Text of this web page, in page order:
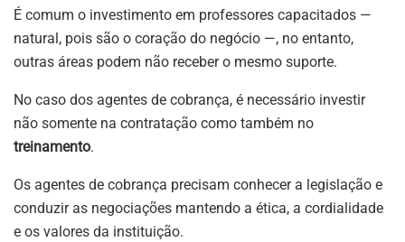
É comum o investimento em professores capacitados —
natural, pois são o coração do negócio —, no entanto,
outras áreas podem não receber o mesmo suporte.
No caso dos agentes de cobrança, é necessário investir
não somente na contratação como também no
treinamento.
Os agentes de cobrança precisam conhecer a legislação e
conduzir as negociações mantendo a ética, a cordialidade
e os valores da instituição.